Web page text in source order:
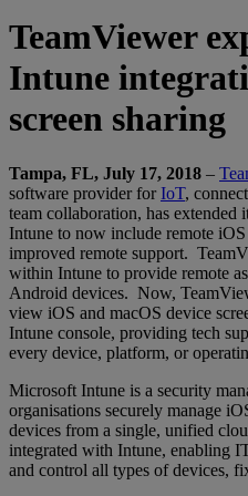
TeamViewer
Intune
screen sharing
Tampa, FL, July 17, 2018 –
software provider forIoT,
team collaboration, has
Intune to now include remote
improved remote support.
within Intune to provide remote
Android devices. Now,
view iOS and macOS device
Intune console, providing tech
every device, platform, or
Microsoft Intune is a security
organisations securely manage
devices from a single, unified
integrated with Intune, enabling
and control all types of devices,